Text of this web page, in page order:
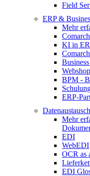
Field
ERP &
Mehr
KI in
BPM -
ERP-
Mehr
EDI
WebEDI
OCR as
EDI